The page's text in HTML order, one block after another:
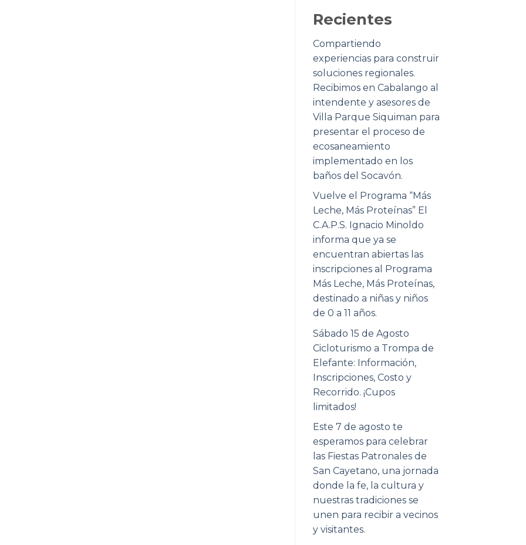
Recientes
Compartiendo
experiencias para construir
soluciones regionales.
Recibimos en Cabalango al
intendente y asesores de
Villa Parque Siquiman para
presentar el proceso de
ecosaneamiento
implementado en los
baños del Socavón.
Vuelve el Programa “Más
Leche, Más Proteínas” El
C.A.P.S. Ignacio Minoldo
informa que ya se
encuentran abiertas las
inscripciones al Programa
Más Leche, Más Proteínas,
destinado a niñas y niños
de 0 a 11 años.
Sábado 15 de Agosto
Cicloturismo a Trompa de
Elefante: Información,
Inscripciones, Costo y
Recorrido. ¡Cupos
limitados!
Este 7 de agosto te
esperamos para celebrar
las Fiestas Patronales de
San Cayetano, una jornada
donde la fe, la cultura y
nuestras tradiciones se
unen para recibir a vecinos
y visitantes.